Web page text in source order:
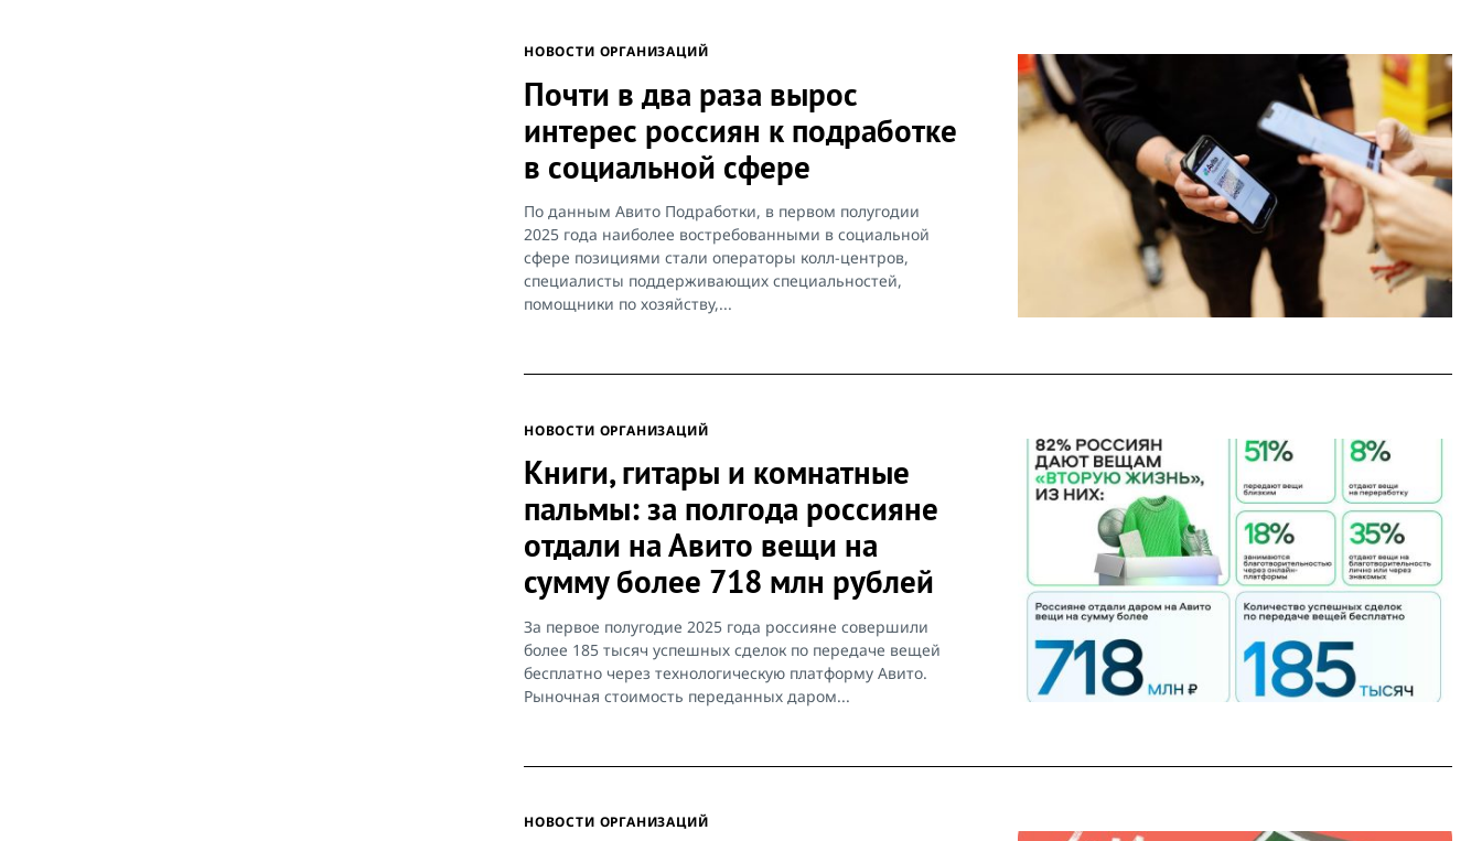
НОВОСТИ ОРГАНИЗАЦИЙ
Почти в два раза вырос
интерес россиян к подработке
в социальной сфере
По данным Авито Подработки, в первом полугодии
2025 года наиболее востребованными в социальной
сфере позициями стали операторы колл-центров,
специалисты поддерживающих специальностей,
помощники по хозяйству,...
НОВОСТИ ОРГАНИЗАЦИЙ
Книги, гитары и комнатные
пальмы: за полгода россияне
отдали на Авито вещи на
сумму более 718 млн рублей
За первое полугодие 2025 года россияне совершили
более 185 тысяч успешных сделок по передаче вещей
бесплатно через технологическую платформу Авито.
Рыночная стоимость переданных даром...
НОВОСТИ ОРГАНИЗАЦИЙ